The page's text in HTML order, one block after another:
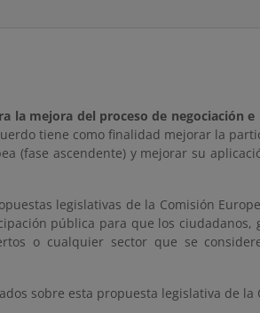
la mejora del proceso de negociación
tiene como finalidad mejorar la
(fase ascendente) y mejorar su
legislativas de la Comisión
pública para que los ciudadanos,
o cualquier sector que se
sobre esta propuesta legislativa de la